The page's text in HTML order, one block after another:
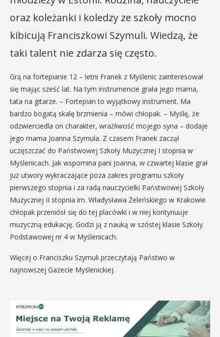
oraz koleżanki i koledzy ze szkoły mocno
kibicują Franciszkowi Szymuli. Wiedzą, że
taki talent nie zdarza się często.
Grą na fortepianie 12 – letni Franek z Myślenic zainteresował
się mając sześć lat. Na tym instrumencie grała jego mama,
tata na gitarze. – Fortepian to wyjątkowy instrument. Ma
bardzo bogatą skalę brzmienia – mówi chłopak. – Myślę, że
odzwierciedla on charakter, wrażliwość mojego syna – dodaje
jego mama Joanna Szymula. Z czasem Franek zaczął
uczęszczać do Państwowej Szkoły Muzycznej I stopnia w
Myślenicach. Jak wspomina pani Joanna, w czwartej klasie grał
już utwory wykraczające poza zakres programu szkoły
pierwszego stopnia i za radą nauczycielki Państwowej Szkoły
Muzycznej II stopnia im. Władysława Żeleńskiego w Krakowie
chłopak przeniósł się do tej placówki i w niej kontynuuje
muzyczną edukację. Godzi ją z nauką w szóstej klasie Szkoły
Podstawowej nr 4 w Myślenicach.
Więcej o Franciszku Szymuli przeczytają Państwo w
najnowszej Gazecie Myślenickiej.